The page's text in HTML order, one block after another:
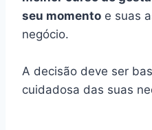
seu momento e suas
negócio.
A decisão deve ser
cuidadosa das suas